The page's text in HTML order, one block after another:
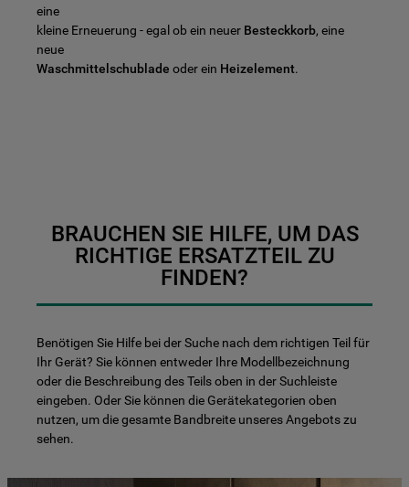
eine
kleine Erneuerung - egal ob ein neuer Besteckkorb, eine
neue
Waschmittelschublade oder ein Heizelement.
BRAUCHEN SIE HILFE, UM DAS
RICHTIGE ERSATZTEIL ZU
FINDEN?
Benötigen Sie Hilfe bei der Suche nach dem richtigen Teil für
Ihr Gerät? Sie können entweder Ihre Modellbezeichnung
oder die Beschreibung des Teils oben in der Suchleiste
eingeben. Oder Sie können die Gerätekategorien oben
nutzen, um die gesamte Bandbreite unseres Angebots zu
sehen.